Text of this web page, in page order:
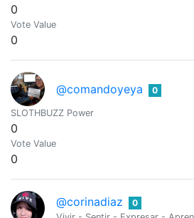
0
Vote Value
0
@comandoyeya 0
SLOTHBUZZ Power
0
Vote Value
0
@corinadiaz
0